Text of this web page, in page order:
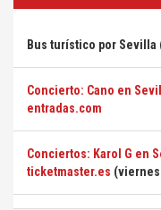
Bus turístico por
Concierto: Cano en
entradas.com
Conciertos: Karol G en
ticketmaster.es (viernes